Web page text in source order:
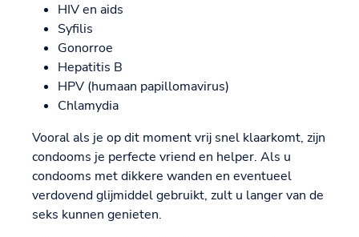
HIV en aids
Syfilis
Gonorroe
Hepatitis B
HPV (humaan papillomavirus)
Chlamydia
Vooral als je op dit moment vrij snel klaarkomt, zijn
condooms je perfecte vriend en helper. Als u
condooms met dikkere wanden en eventueel
verdovend glijmiddel gebruikt, zult u langer van de
seks kunnen genieten.